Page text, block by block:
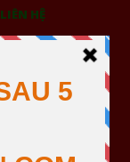
LIÊN HỆ
SƠN
12